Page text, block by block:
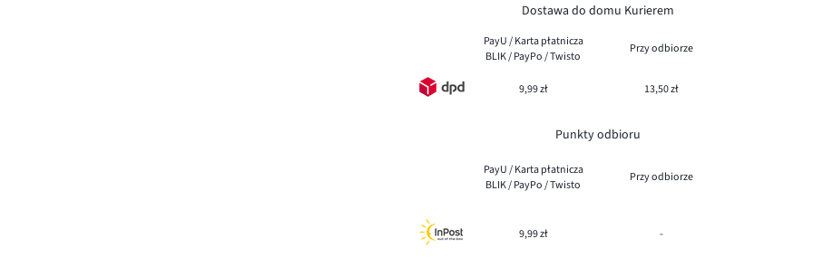
Dostawa do domu Kurierem
PayU / Karta płatnicza
BLIK / PayPo / Twisto
Przy odbiorze
9,99 zł 13,50 zł
Punkty odbioru
PayU / Karta płatnicza
BLIK / PayPo / Twisto
Przy odbiorze
9,99 zł -